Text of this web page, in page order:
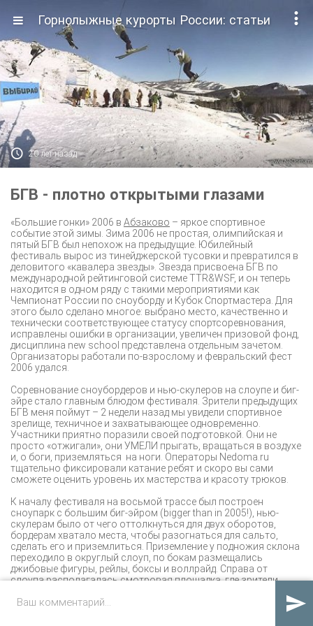

Горнолыжные курорты России: статьи
 20 лет назад
БГВ - плотно открытыми глазами
«Большие гонки» 2006 в Абзаково – яркое спортивное
событие этой зимы. Зима 2006 не простая, олимпийская и
пятый БГВ был непохож на предыдущие. Юбилейный
фестиваль вырос из тинейджерской тусовки и превратился в
деловитого «кавалера звезды». Звезда присвоена БГВ по
международной рейтинговой системе TTR&WSF, и он теперь
находится в одном ряду с такими мероприятиями как
Чемпионат России по сноуборду и Кубок Спортмастера. Для
этого было сделано многое: выбрано место, качественно и
технически соответствующее статусу спортсоревнования,
исправлены ошибки в организации, увеличен призовой фонд,
дисциплина new school представлена отдельным зачетом.
Организаторы работали по-взрослому и февральский фест
2006 удался.
Соревнование сноубордеров и нью-скулеров на слоупе и биг-
эйре стало главным блюдом фестиваля. Зрители предыдущих
БГВ меня поймут – 2 недели назад мы увидели спортивное
зрелище, техничное и захватывающее одновременно.
Участники приятно поразили своей подготовкой. Они не
просто «отжигали», они УМЕЛИ прыгать, вращаться в воздухе
и, о боги, приземляться на ноги. Операторы Nedoma.ru
тщательно фиксировали катание ребят и скоро вы сами
сможете оценить уровень их мастерства и красоту трюков.
К началу фестиваля на восьмой трассе был построен
сноупарк с большим биг-эйром (bigger than in 2005!), нью-
скулерам было от чего оттолкнуться для двух оборотов,
бордерам хватало места, чтобы разогнаться для сальто,
сделать его и приземлиться. Приземление у подножия склона
переходило в округлый слоуп, по бокам размещались
джибовые фигуры, рейлы, боксы и воллрайд. Справа от
слоупа располагалась смотровая площадка, где зрители
бревенчатым конусом будущего костра – ритуального костра
